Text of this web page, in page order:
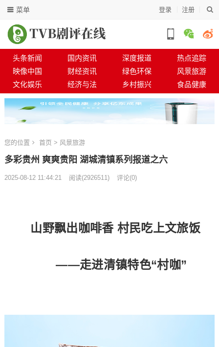
登录 注册
菜单
头条新闻 国内资讯 深度报道
热点追踪
映像中国
财经资讯 绿色环保
风景旅游
文化娱乐
经济与法 乡村振兴 食品健康
您的位置 首页 > 风景旅游
多彩贵州 爽爽贵阳 湖城清镇系列报道之六
2025-08-12 11:44:21 阅读(2926511) 评论(0)
山野飘出咖啡香 村民吃上文旅饭
——走进清镇特色“村咖”